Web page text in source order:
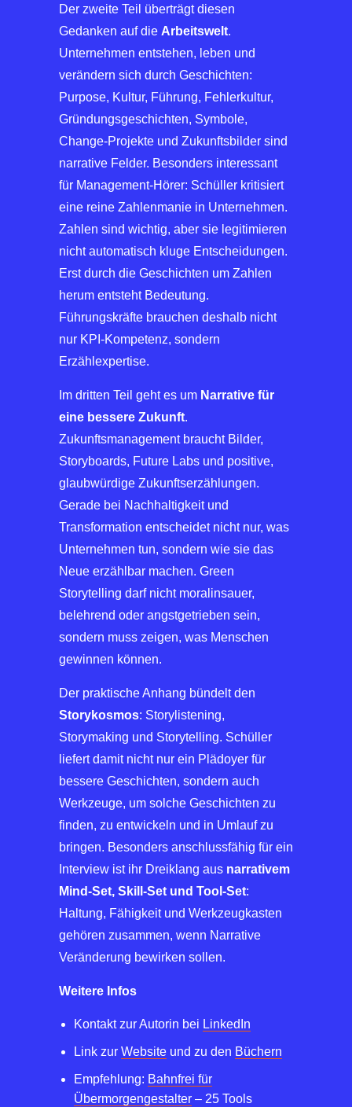
Der zweite Teil überträgt diesen
Gedanken auf die Arbeitswelt.
Unternehmen entstehen, leben und
verändern sich durch Geschichten:
Purpose, Kultur, Führung, Fehlerkultur,
Gründungsgeschichten, Symbole,
Change-Projekte und Zukunftsbilder sind
narrative Felder. Besonders interessant
für Management-Hörer: Schüller kritisiert
eine reine Zahlenmanie in Unternehmen.
Zahlen sind wichtig, aber sie legitimieren
nicht automatisch kluge Entscheidungen.
Erst durch die Geschichten um Zahlen
herum entsteht Bedeutung.
Führungskräfte brauchen deshalb nicht
nur KPI-Kompetenz, sondern
Erzählexpertise.
Im dritten Teil geht es um Narrative für
eine bessere Zukunft.
Zukunftsmanagement braucht Bilder,
Storyboards, Future Labs und positive,
glaubwürdige Zukunftserzählungen.
Gerade bei Nachhaltigkeit und
Transformation entscheidet nicht nur, was
Unternehmen tun, sondern wie sie das
Neue erzählbar machen. Green
Storytelling darf nicht moralinsauer,
belehrend oder angstgetrieben sein,
sondern muss zeigen, was Menschen
gewinnen können.
Der praktische Anhang bündelt den
Storykosmos: Storylistening,
Storymaking und Storytelling. Schüller
liefert damit nicht nur ein Plädoyer für
bessere Geschichten, sondern auch
Werkzeuge, um solche Geschichten zu
finden, zu entwickeln und in Umlauf zu
bringen. Besonders anschlussfähig für ein
Interview ist ihr Dreiklang aus narrativem
Mind-Set, Skill-Set und Tool-Set:
Haltung, Fähigkeit und Werkzeugkasten
gehören zusammen, wenn Narrative
Veränderung bewirken sollen.
Weitere Infos
Kontakt zur Autorin bei LinkedIn
Link zur Websiteund zu den Büchern
Empfehlung: Bahnfrei für
Übermorgengestalter– 25 Tools